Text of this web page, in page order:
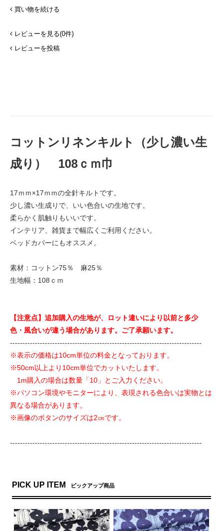
買い物を続ける
レビューを見る(0件)
レビューを投稿
コットンリネンキルト（少し濃い生
成り） 108ｃｍ巾
17ｍｍ×17ｍｍの全針キルトです。
少し濃い生成りで、いい色合いの生地です。
柔らかく肌触りもいいです。
インテリア、雑貨まで幅広くご利用ください。
ベッドカバーにもオススメ。
素材：コットン75％ 麻25％
生地幅：108ｃｍ
【注意点】追加購入の生地が、ロット違いにより以前と多少
色・風合いが違う場合があります。ご了承願います。
-----------------------------------------------------------------------------
※表示の価格は10cm単位の料金となっております。
※50cm以上より10cm単位でカットいたします。
1m購入の場合は数量「10」とご入力ください。
※パソコン環境やモニターにより、表現される色合いは実物とは
異なる場合があります。
※画像のボタンのサイズは2㎝です。
-----------------------------------------------------------------------------
PICK UP ITEM ピックアップ商品